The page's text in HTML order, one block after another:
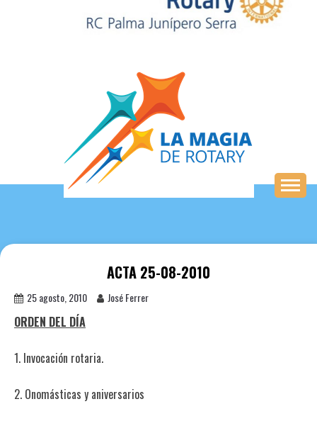
ACTA 25-08-2010
25 agosto, 2010 José Ferrer
ORDEN DEL DÍA
1. Invocación rotaria.
2. Onomásticas y aniversarios